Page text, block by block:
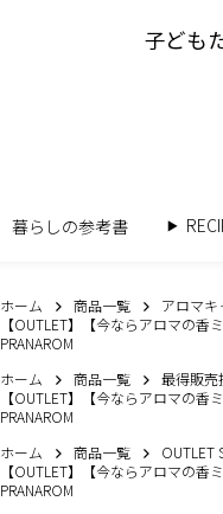
子ども
暮らしの参考書
ホーム 商品一覧
アロマキ
【OUTLET】【今ならアロマの
PRANAROM
ホーム
商品一覧 最得販売
【OUTLET】【今ならアロマの
PRANAROM
ホーム
商品一覧 OUTLET
【OUTLET】【今ならアロマの
PRANAROM